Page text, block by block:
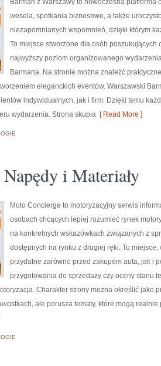
Barman z Warszawy to nowoczesna
wesela, spotkania biznesowe, a także
niezapomnianych wspomnień, dzięki którym
To miejsce stworzone dla osób
najwyższy poziom organizowanego
Barmana. Na stronie można znaleźć
eleganckich eventów. Warszawski
indywidualnych, jak i firm. Dzięki temu
wydarzenia. Strona skupia [ Read More ]
i Materiały
Moto Concierge to motoryzacyjny serwis
osobach chcących lepiej rozumieć rynek
na konkretnych wskazówkach związanych z
dostępnych na rynku z drugiej ręki. To
przydatne zarówno przed zakupem auta, jak i
przygotowania do sprzedaży czy oceny stanu
Charakter strony można określić jako
ale porusza tematy, które mogą